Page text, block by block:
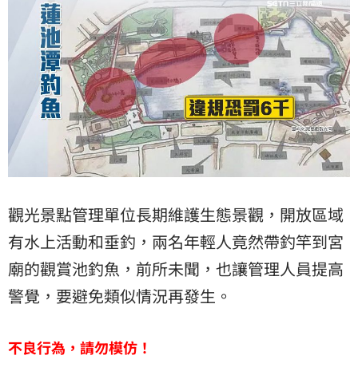
觀光景點管理單位長期維護生態景觀，開放區域
有水上活動和垂釣，兩名年輕人竟然帶釣竿到宮
廟的觀賞池釣魚，前所未聞，也讓管理人員提高
警覺，要避免類似情況再發生。
不良行為，請勿模仿！